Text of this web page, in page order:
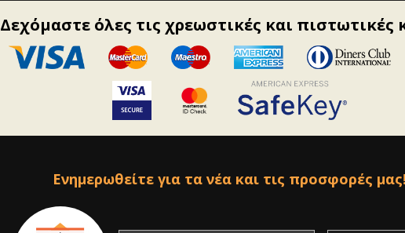
Δεχόμαστε όλες τις χρεωστικές και πιστωτικές
Ενημερωθείτε για τα νέα και τις προσφορές